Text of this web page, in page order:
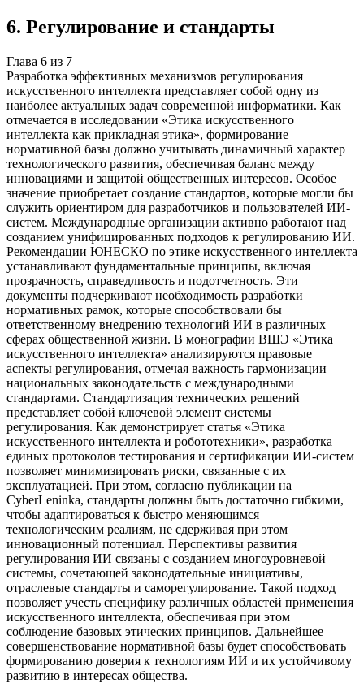
6. Регулирование и стандарты
Глава 6 из 7
Разработка эффективных механизмов регулирования
искусственного интеллекта представляет собой одну из
наиболее актуальных задач современной информатики. Как
отмечается в исследовании «Этика искусственного
интеллекта как прикладная этика», формирование
нормативной базы должно учитывать динамичный характер
технологического развития, обеспечивая баланс между
инновациями и защитой общественных интересов. Особое
значение приобретает создание стандартов, которые могли бы
служить ориентиром для разработчиков и пользователей ИИ-
систем. Международные организации активно работают над
созданием унифицированных подходов к регулированию ИИ.
Рекомендации ЮНЕСКО по этике искусственного интеллекта
устанавливают фундаментальные принципы, включая
прозрачность, справедливость и подотчетность. Эти
документы подчеркивают необходимость разработки
нормативных рамок, которые способствовали бы
ответственному внедрению технологий ИИ в различных
сферах общественной жизни. В монографии ВШЭ «Этика
искусственного интеллекта» анализируются правовые
аспекты регулирования, отмечая важность гармонизации
национальных законодательств с международными
стандартами. Стандартизация технических решений
представляет собой ключевой элемент системы
регулирования. Как демонстрирует статья «Этика
искусственного интеллекта и робототехники», разработка
единых протоколов тестирования и сертификации ИИ-систем
позволяет минимизировать риски, связанные с их
эксплуатацией. При этом, согласно публикации на
CyberLeninka, стандарты должны быть достаточно гибкими,
чтобы адаптироваться к быстро меняющимся
технологическим реалиям, не сдерживая при этом
инновационный потенциал. Перспективы развития
регулирования ИИ связаны с созданием многоуровневой
системы, сочетающей законодательные инициативы,
отраслевые стандарты и саморегулирование. Такой подход
позволяет учесть специфику различных областей применения
искусственного интеллекта, обеспечивая при этом
соблюдение базовых этических принципов. Дальнейшее
совершенствование нормативной базы будет способствовать
формированию доверия к технологиям ИИ и их устойчивому
развитию в интересах общества.